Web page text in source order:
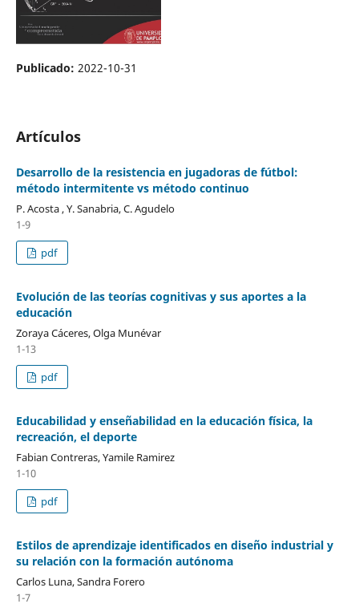
Publicado: 2022-10-31
Artículos
Desarrollo de la resistencia en jugadoras de fútbol:
método intermitente vs método continuo
P. Acosta , Y. Sanabria, C. Agudelo
1-9
pdf
Evolución de las teorías cognitivas y sus aportes a la
educación
Zoraya Cáceres, Olga Munévar
1-13
pdf
Educabilidad y enseñabilidad en la educación física, la
recreación, el deporte
Fabian Contreras, Yamile Ramirez
1-10
pdf
Estilos de aprendizaje identificados en diseño industrial y
su relación con la formación autónoma
Carlos Luna, Sandra Forero
1-7